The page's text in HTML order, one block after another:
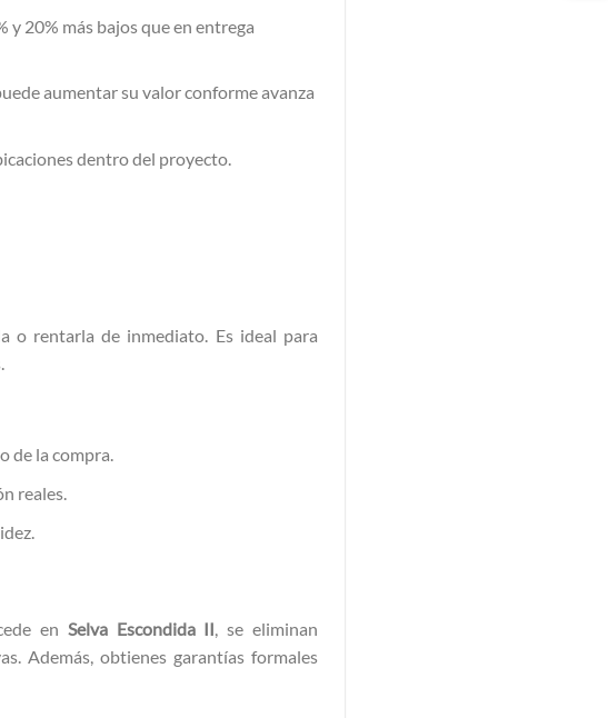
20% más bajos que en entrega
aumentar su valor conforme avanza
dentro del proyecto.
o rentarla de inmediato. Es ideal para
de la compra.
reales.
en Selva Escondida II, se eliminan
Además, obtienes garantías formales